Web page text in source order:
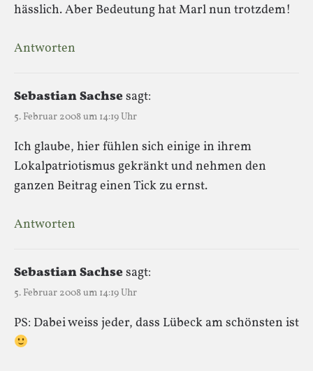
hässlich. Aber Bedeutung hat Marl nun trotzdem!
Antworten
Sebastian Sachsesagt:
5. Februar 2008 um 14:19 Uhr
Ich glaube, hier fühlen sich einige in ihrem
Lokalpatriotismus gekränkt und nehmen den
ganzen Beitrag einen Tick zu ernst.
Antworten
Sebastian Sachsesagt:
5. Februar 2008 um 14:19 Uhr
PS: Dabei weiss jeder, dass Lübeck am schönsten ist